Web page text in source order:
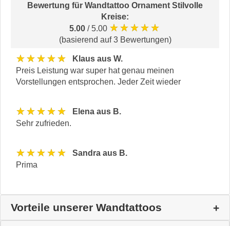
Bewertung für Wandtattoo Ornament Stilvolle
Kreise:
5.00 / 5.00 ★★★★★
(basierend auf 3 Bewertungen)
★★★★★
Klaus aus W.
Preis Leistung war super hat genau meinen
Vorstellungen entsprochen. Jeder Zeit wieder
★★★★★
Elena aus B.
Sehr zufrieden.
★★★★★
Sandra aus B.
Prima
Vorteile unserer Wandtattoos